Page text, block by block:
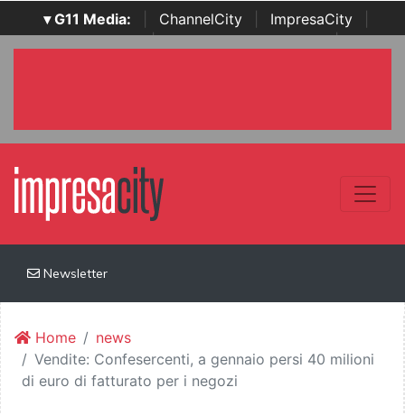
▾ G11 Media: ChannelCity ImpresaCity
SecurityOpenLab | Italian Channel Awards | Italian
Newsletter
Home
news
Vendite: Confesercenti, a gennaio persi 40 milioni
di euro di fatturato per i negozi